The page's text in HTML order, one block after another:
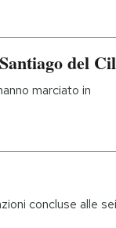
del
marciato in
concluse alle sei